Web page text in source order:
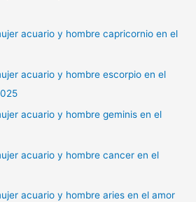
acuario y hombre capricornio en el
acuario y hombre escorpio en el
acuario y hombre geminis en el
acuario y hombre cancer en el
acuario y hombre aries en el amor